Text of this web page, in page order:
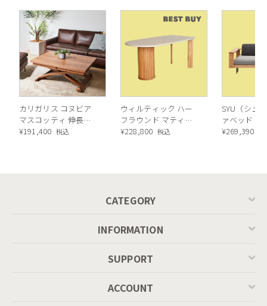
背フレームの幅を広くとることで、タブレットを置いて作業を
したり、時には軽めの食事をとることも可能。他にはないクリ
エイティブな機能を備えました。
置くことができ寛ぎ方を自分好みに変えられます。
カリガリス コヌビア
マスコッティ 伸長・
昇降式テーブル ／
¥191,400 税込
ウィルティック ハー
フラウンド マティエ
ラ塗装 ダイニングテ
¥228,800 税込
SYU（シュ
ァベッド（
ル）190cm
¥269,390
CATEGORY
INFORMATION
SUPPORT
ACCOUNT